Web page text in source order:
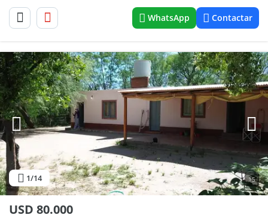
WhatsApp Contactar
1/14 15
USD 80.000